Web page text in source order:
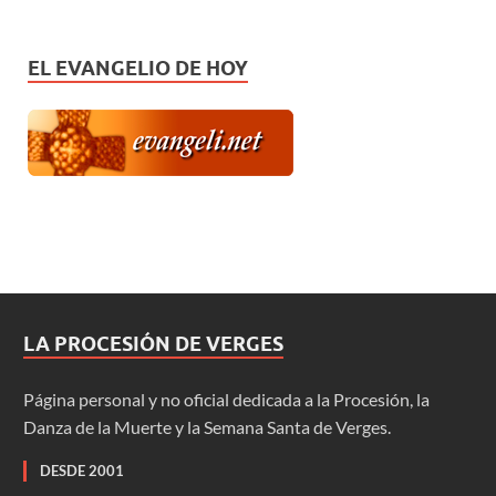
EL EVANGELIO DE HOY
LA PROCESIÓN DE VERGES
Página personal y no oficial dedicada a la Procesión, la
Danza de la Muerte y la Semana Santa de Verges.
DESDE 2001